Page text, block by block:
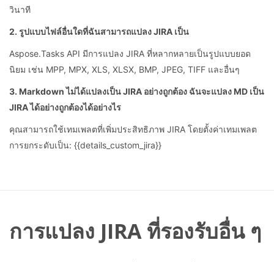
วินาที
2. รูปแบบไฟล์อื่นใดที่ฉันสามารถแปลง JIRA เป็น
Aspose.Tasks API มีการแปลง JIRA ที่หลากหลายเป็นรูปแบบยอด
นิยม เช่น MPP, MPX, XLS, XLSX, BMP, JPEG, TIFF และอื่นๆ
3. Markdown ไม่ได้แปลงเป็น JIRA อย่างถูกต้อง ฉันจะแปลง MD เป็น
JIRA ได้อย่างถูกต้องได้อย่างไร
คุณสามารถใช้เทมเพลตที่เพิ่มประสิทธิภาพ JIRA โดยตั้งค่าเทมเพลต
การยกระดับเป็น: {{details_custom_jira}}
การแปลง JIRA ที่รองรับอื่น ๆ